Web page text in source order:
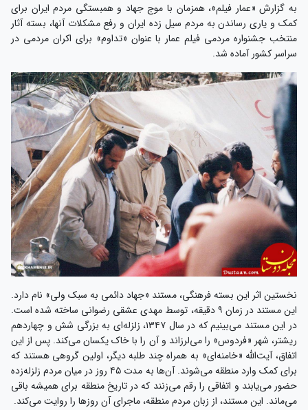
به گزارش «عمار فیلم»، همزمان با موج جهاد و همبستگی مردم ایران برای
کمک و یاری رساندن به مردم سیل زده ایران و رفع مشکلات آنها، بسته آثار
منتخب جشنواره مردمی فیلم عمار با عنوان «تداوم» برای اکران مردمی در
سراسر کشور آماده شد.
نخستین اثر این بسته فرهنگی، مستند «جهاد دائمی به سبک ولی» نام دارد.
این مستند در زمان ۹ دقیقه، توسط مهدی عشقی رضوانی ساخته شده است.
در این مستند می‌بینیم که در سال ۱۳۴۷، زلزله‌ای به بزرگی شش و چهاردهم
ریشتر، شهر «فردوس» را می‌لرزاند و آن را با خاک یکسان می‌کند. پس از این
اتفاق، آیت‌الله «خامنه‌ای» به همراه چند طلبه دیگر، اولین گروهی هستند که
برای کمک وارد منطقه می‌شوند. آن‌ها به مدت ۴۵ روز در میان مردم زلزله‌زده
حضور می‌یابند و اتفاقی را رقم می‌زنند که در تاریخ منطقه برای همیشه باقی
می‌ماند. این مستند، از زبان مردم منطقه‌، ماجرای آن روزها را روایت می‌کند.